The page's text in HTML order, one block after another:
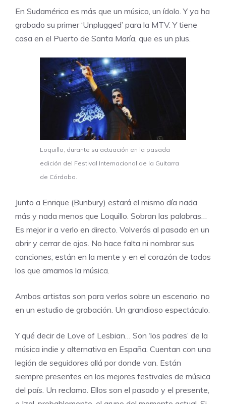
En Sudamérica es más que un músico, un ídolo. Y ya ha
grabado su primer ‘Unplugged’ para la MTV. Y tiene
casa en el Puerto de Santa María, que es un plus.
Loquillo, durante su actuación en la pasada
edición del Festival Internacional de la Guitarra
de Córdoba.
Junto a Enrique (Bunbury) estará el mismo día nada
más y nada menos que Loquillo. Sobran las palabras…
Es mejor ir a verlo en directo. Volverás al pasado en un
abrir y cerrar de ojos. No hace falta ni nombrar sus
canciones; están en la mente y en el corazón de todos
los que amamos la música.
Ambos artistas son para verlos sobre un escenario, no
en un estudio de grabación. Un grandioso espectáculo.
Y qué decir de Love of Lesbian… Son ‘los padres’ de la
música indie y alternativa en España. Cuentan con una
legión de seguidores allá por donde van. Están
siempre presentes en los mejores festivales de música
del país. Un reclamo. Ellos son el pasado y el presente,